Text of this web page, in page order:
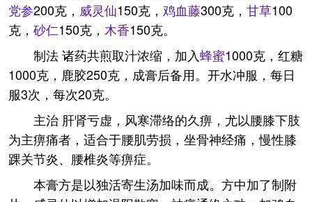
党参200克， 威灵仙150克， 鸡血藤300克， 甘草100
克， 砂仁150克， 木香150克。
制法 诸药共煎取汁浓缩，加入蜂蜜1000克，红糖
1000克，鹿胶250克，成膏后备用。开水冲服，每日
服3次，每次20克。
主治 肝肾亏虚，风寒滞络的久痹，尤以腰膝下肢
为主痹痛者，适合于腰肌劳损，坐骨神经痛，慢性膝
踝关节炎、腰椎炎等痹症。
本膏方是以独活寄生汤加味而成。方中加了制附